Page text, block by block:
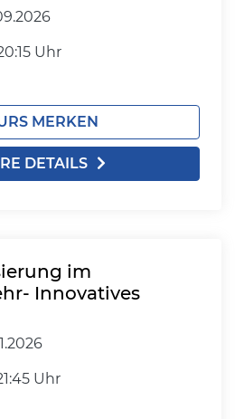
Uhr
MERKEN
DETAILS
im
Innovatives
Uhr